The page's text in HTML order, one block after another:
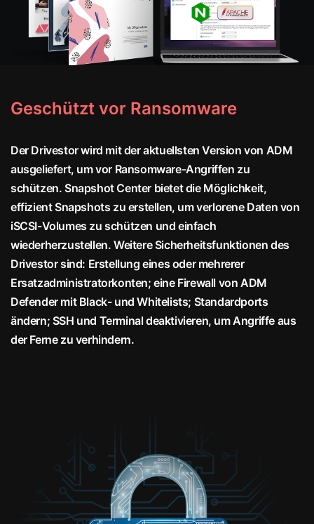
Geschützt vor Ransomware
Der Drivestor wird mit der aktuellsten Version von ADM
ausgeliefert, um vor Ransomware-Angriffen zu
schützen. Snapshot Center bietet die Möglichkeit,
effizient Snapshots zu erstellen, um verlorene Daten von
iSCSI-Volumes zu schützen und einfach
wiederherzustellen. Weitere Sicherheitsfunktionen des
Drivestor sind: Erstellung eines oder mehrerer
Ersatzadministratorkonten; eine Firewall von ADM
Defender mit Black- und Whitelists; Standardports
ändern; SSH und Terminal deaktivieren, um Angriffe aus
der Ferne zu verhindern.